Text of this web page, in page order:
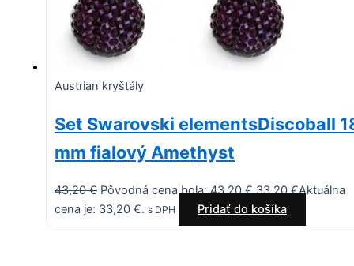
Austrian kryštály
Set Swarovski elementsDiscoball
mm fialový Amethyst
43,20€ Pôvodná cena bola: 43,20 €.33,20€Aktuálna
cena je: 33,20 €. s DPH Pridať do košíka